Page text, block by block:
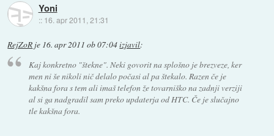
Yoni
:: 16. apr 2011, 21:31
RejZoR je 16. apr 2011 ob 07:04izjavil:
Kaj konkretno "štekne". Neki govorit na splošno je brezveze, ker
men ni še nikoli nič delalo počasi al pa štekalo. Razen če je
kakšna fora s tem ali imaš telefon že tovarniško na zadnji verziji
al si ga nadgradil sam preko updaterja od HTC. Če je slučajno
tle kakšna fora.